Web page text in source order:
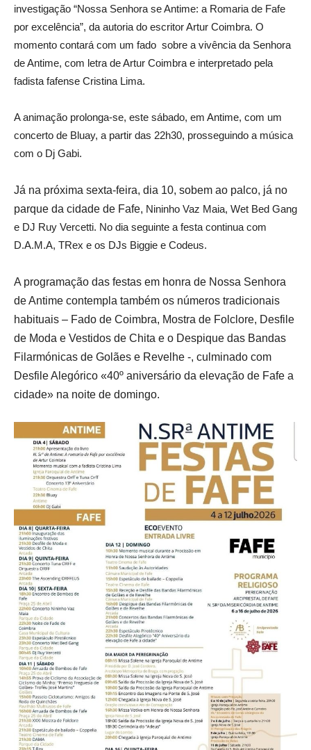
investigação “Nossa Senhora se Antime: a Romaria de Fafe
por excelência”, da autoria do escritor Artur Coimbra. O
momento contará com um fado sobre a vivência da Senhora
de Antime, com letra de Artur Coimbra e interpretado pela
fadista fafense Cristina Lima.
A animação prolonga-se, este sábado, em Antime, com um
concerto de Bluay, a partir das 22h30, prosseguindo a música
com o Dj Gabi.
Já na próxima sexta-feira, dia 10, sobem ao palco, já no
parque da cidade de Fafe, Nininho Vaz Maia, Wet Bed Gang
e DJ Ruy Vercetti. No dia seguinte a festa continua com
D.A.M.A, TRex e os DJs Biggie e Codeus.
A programação das festas em honra de Nossa Senhora
de Antime contempla também os números tradicionais
habituais – Fado de Coimbra, Mostra de Folclore, Desfile
de Moda e Vestidos de Chita e o Despique das Bandas
Filarmónicas de Golães e Revelhe -, culminado com
Desfile Alegórico «40º aniversário da elevação de Fafe a
cidade» na noite de domingo.